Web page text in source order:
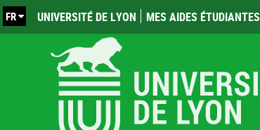
UNIVERSITÉ DE LYON MES AIDES ÉTUDIANTES
FR